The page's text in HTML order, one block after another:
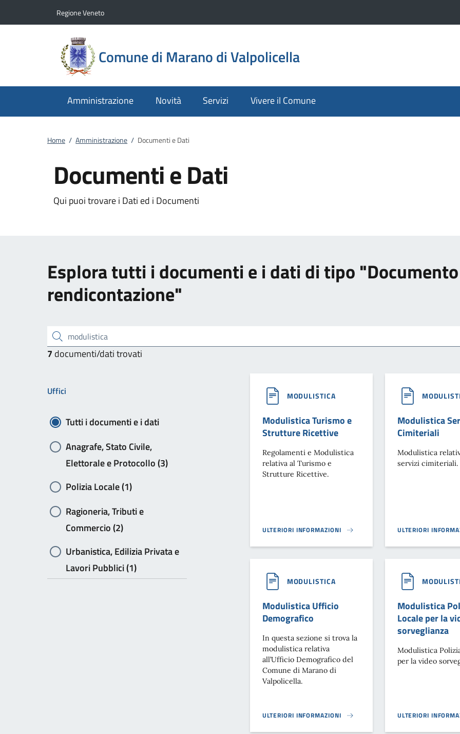
Regione Veneto
Comune di Marano di Valpolicella
Amministrazione Novità Servizi Vivere il Comune
Home / Amministrazione / Documenti e Dati
Documenti e Dati
Qui puoi trovare i Dati ed i Documenti
Esplora tutti i documenti e i dati di tipo
rendicontazione"
inserisci il testo da cercare
7 documenti/dati trovati
Uffici
Tutti i documenti e i dati
Anagrafe, Stato Civile,
Elettorale e Protocollo (3)
Polizia Locale (1)
Ragioneria, Tributi e
Commercio (2)
Urbanistica, Edilizia Privata e
Lavori Pubblici (1)
MODULISTICA
Modulistica Turismo e
Strutture Ricettive
Regolamenti e Modulistica
relativa al Turismo e
Strutture Ricettive.
ULTERIORI INFORMAZIONI
MODULISTICA TURISMO E STRUTTURE RICETTIVE}
Modulistica
Cimiteriali
Modulistica
servizi cimiteriali.
ULTERIORI
MODULISTICA
MODULISTICA
Modulistica Ufficio
Demografico
In questa sezione si trova la
modulistica relativa
all’Ufficio Demografico del
Comune di Marano di
Valpolicella.
ULTERIORI INFORMAZIONI
MODULISTICA UFFICIO DEMOGRAFICO}
Modulistica
Locale per la
sorveglianza
Modulistica
per la video
ULTERIORI
MODULISTICA